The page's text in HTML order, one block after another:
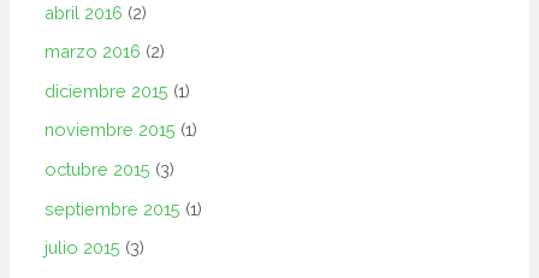
abril 2016 (2)
marzo 2016 (2)
diciembre 2015 (1)
noviembre 2015 (1)
octubre 2015 (3)
septiembre 2015 (1)
julio 2015 (3)